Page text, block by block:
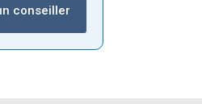
conseiller